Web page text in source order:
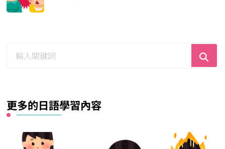
更多的日語學習內容